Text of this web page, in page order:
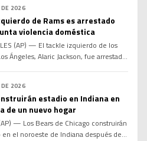
500 millones de dólares, informó a
Press el miércoles una persona
con los términos. La fuente habló
DE 2026
de Rams es arrestado
violencia doméstica
(AP) — El tackle izquierdo de los
Ángeles, Alaric Jackson, fue arrestado
informó que Jackson fue arrestado
que los agentes acudieran a su casa en
de West Hills, en […]
DE 2026
estadio en Indiana en
de un nuevo hogar
— Los Bears de Chicago construirán
en el noroeste de Indiana después de